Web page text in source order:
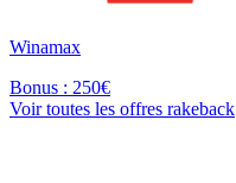
Winamax
Bonus : 250€
Voir toutes les offres rakeback